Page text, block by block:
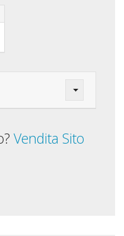
Vendita Sito